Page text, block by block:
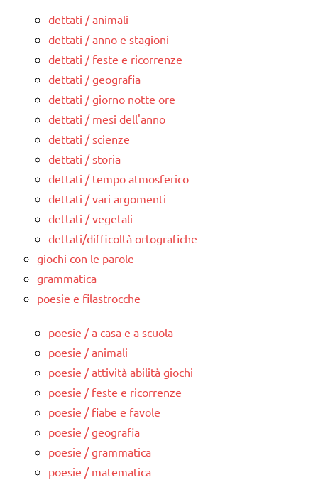
dettati / animali
dettati / anno e stagioni
dettati / feste e ricorrenze
dettati / geografia
dettati / giorno notte ore
dettati / mesi dell'anno
dettati / scienze
dettati / storia
dettati / tempo atmosferico
dettati / vari argomenti
dettati / vegetali
dettati/difficoltà ortografiche
giochi con le parole
grammatica
poesie e filastrocche
poesie / a casa e a scuola
poesie / animali
poesie / attività abilità giochi
poesie / feste e ricorrenze
poesie / fiabe e favole
poesie / geografia
poesie / grammatica
poesie / matematica